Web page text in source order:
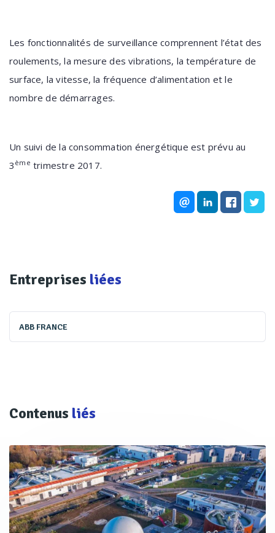
Les fonctionnalités de surveillance comprennent l’état des
roulements, la mesure des vibrations, la température de
surface, la vitesse, la fréquence d’alimentation et le
nombre de démarrages.
Un suivi de la consommation énergétique est prévu au
3 ème trimestre 2017.
Entreprises liées
ABB FRANCE
Contenus liés